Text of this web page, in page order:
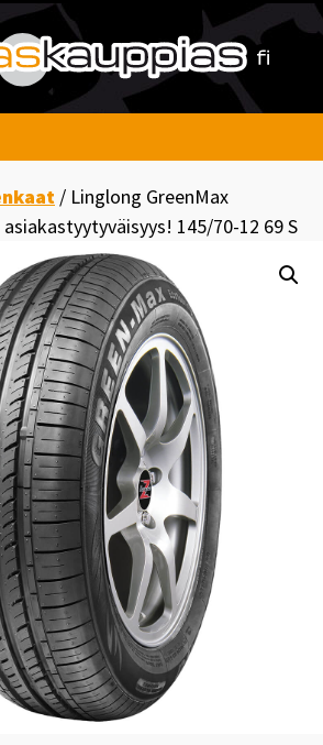
/ Linglong GreenMax
145/70-12 69 S